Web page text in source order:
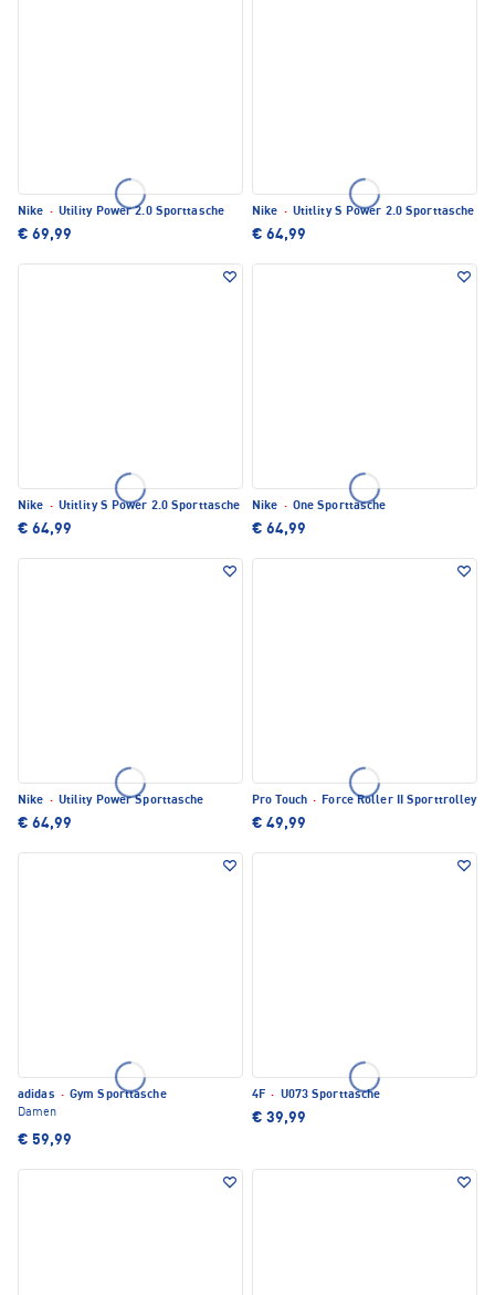
Nike · Utility Power 2.0 Sporttasche
€ 69,99
Nike · Utitlity S Power 2.0 Sporttasche
€ 64,99
Nike · Utitlity S Power 2.0 Sporttasche
€ 64,99
Nike · One Sporttasche
€ 64,99
Nike · Utility Power Sporttasche
€ 64,99
Pro Touch · Force Roller II Sporttrolley
€ 49,99
adidas · Gym Sporttasche
Damen
€ 59,99
4F · U073 Sporttasche
€ 39,99